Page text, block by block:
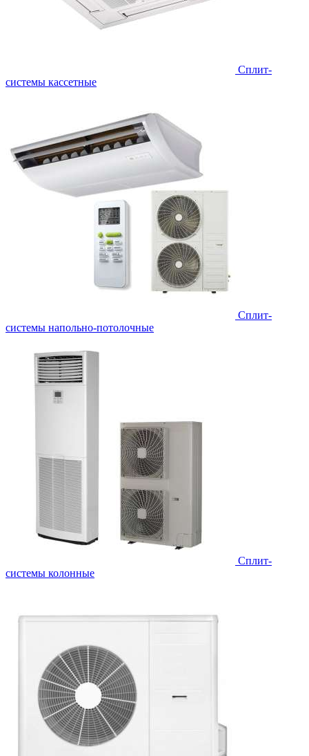
Сплит-
системы кассетные
Сплит-
системы напольно-потолочные
Cплит-
системы колонные